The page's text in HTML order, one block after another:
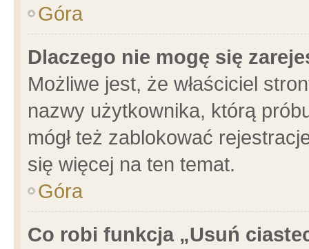
Góra
Dlaczego nie mogę się
Możliwe jest, że właściciel
nazwy użytkownika, którą
mógł też zablokować
się więcej na ten temat.
Góra
Co robi funkcja „Usuń